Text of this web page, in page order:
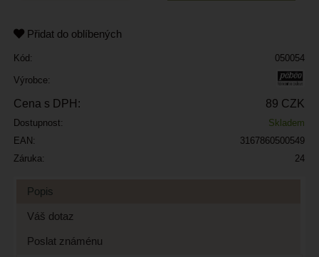
Přidat do oblíbených
Kód: 050054
Výrobce:
Cena s DPH: 89 CZK
Dostupnost:
Skladem
EAN:
3167860500549
Záruka:
24
Popis
Váš dotaz
Poslat známénu